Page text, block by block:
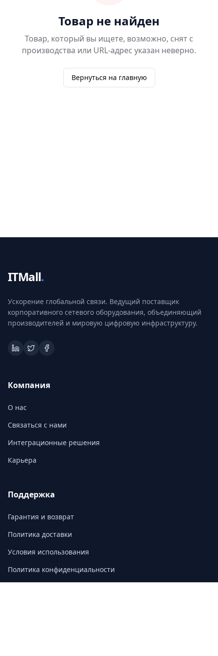
Товар не найден
Товар, который вы ищете, возможно, снят с
производства или URL-адрес указан неверно.
Вернуться на главную
ITMall.
Ускорение глобальной связи. Ведущий поставщик
корпоративного сетевого оборудования, объединяющий
производителей и мировую цифровую инфраструктуру.
Компания
О нас
Связаться с нами
Интеграционные решения
Карьера
Поддержка
Гарантия и возврат
Политика доставки
Условия использования
Политика конфиденциальности